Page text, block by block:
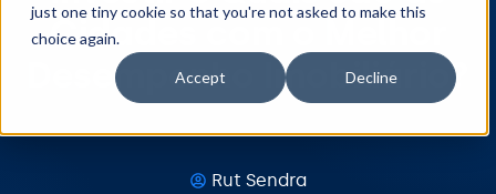
just one tiny cookie so that you're not asked to make this
choice again.
Accept Decline
Cidades com o Melhor
Desempenho Imobiliário?
Rut Sendra